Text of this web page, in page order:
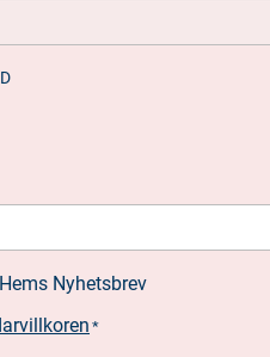
Nyhetsbrev
*